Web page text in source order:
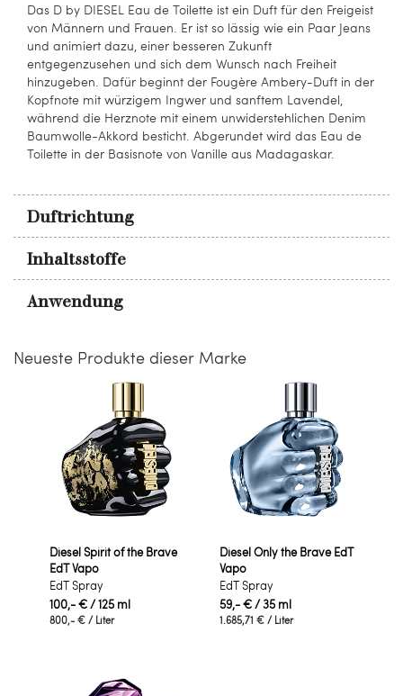
Das D by DIESEL Eau de Toilette ist ein Duft für den Freigeist
von Männern und Frauen. Er ist so lässig wie ein Paar Jeans
und animiert dazu, einer besseren Zukunft
entgegenzusehen und sich dem Wunsch nach Freiheit
hinzugeben. Dafür beginnt der Fougère Ambery-Duft in der
Kopfnote mit würzigem Ingwer und sanftem Lavendel,
während die Herznote mit einem unwiderstehlichen Denim
Baumwolle-Akkord besticht. Abgerundet wird das Eau de
Toilette in der Basisnote von Vanille aus Madagaskar.
Duftrichtung
Inhaltsstoffe
Anwendung
Neueste Produkte dieser Marke
Diesel Spirit of the Brave
EdT Vapo
EdT Spray
100,- €/ 125 ml
800,- € / Liter
Diesel Only the Brave EdT
Vapo
EdT Spray
59,- €/ 35 ml
1.685,71 € / Liter